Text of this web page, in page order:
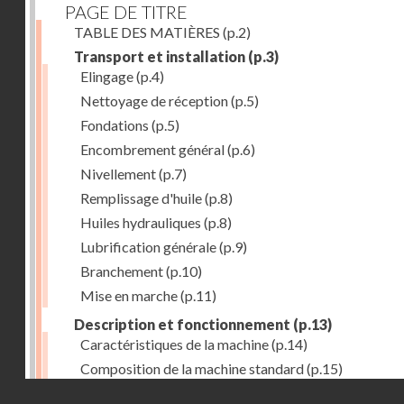
PAGE DE TITRE
TABLE DES MATIÈRES (p.2)
Transport et installation (p.3)
Elingage(p.4)
Nettoyage de réception(p.5)
Fondations (p.5)
Encombrement général(p.6)
Nivellement(p.7)
Remplissage d'huile(p.8)
Huiles hydrauliques (p.8)
Lubrification générale(p.9)
Branchement(p.10)
Mise en marche(p.11)
Description et fonctionnement (p.13)
Caractéristiques de la machine(p.14)
Composition de la machine standard(p.15)